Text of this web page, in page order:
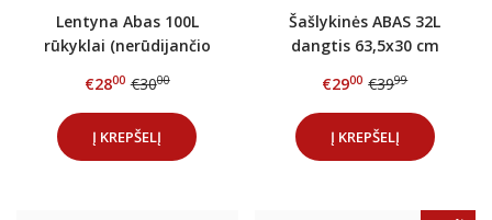
Lentyna Abas 100L
rūkyklai (nerūdijančio
€2800 €3000
Į KREPŠELĮ
Šašlykinės ABAS 32L
dangtis 63,5x30 cm
€2900 €3999
Į KREPŠELĮ